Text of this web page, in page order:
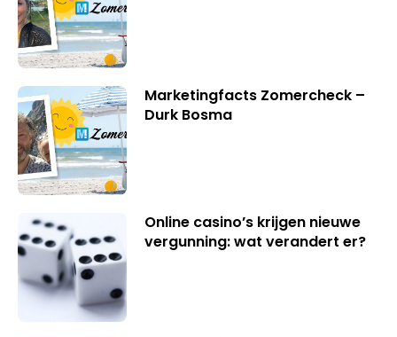
Marketingfacts Zomercheck –
Durk Bosma
Online casino’s krijgen nieuwe
vergunning: wat verandert er?